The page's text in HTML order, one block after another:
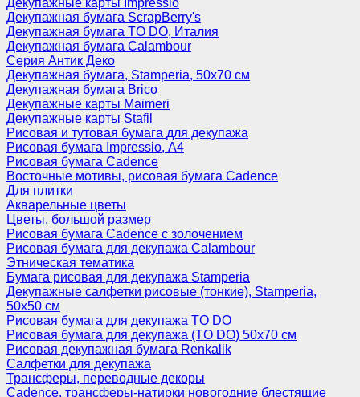
Декупажные карты Impressio
Декупажная бумага ScrapBerry's
Декупажная бумага TO DO, Италия
Декупажная бумага Calambour
Серия Антик Деко
Декупажная бумага, Stamperia, 50х70 см
Декупажная бумага Brico
Декупажные карты Maimeri
Декупажные карты Stafil
Рисовая и тутовая бумага для декупажа
Рисовая бумага Impressio, А4
Рисовая бумага Cadence
Восточные мотивы, рисовая бумага Cadence
Для плитки
Акварельные цветы
Цветы, большой размер
Рисовая бумага Cadence c золочением
Рисовая бумага для декупажа Calambour
Этническая тематика
Бумага рисовая для декупажа Stamperia
Декупажные салфетки рисовые (тонкие), Stamperia,
50х50 см
Рисовая бумага для декупажа TO DO
Рисовая бумага для декупажа (TO DO) 50х70 см
Рисовая декупажная бумага Renkalik
Салфетки для декупажа
Трансферы, переводные декоры
Cadence, трансферы-натирки новогодние блестящие